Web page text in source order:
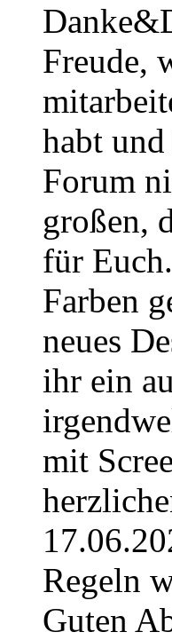
Freude,
habt
Forum
großen,
für
Farben
neues
ihr ein
mit
Regeln
Guten